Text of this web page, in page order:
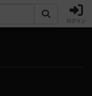
ログイン